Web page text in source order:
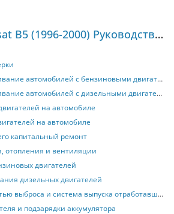
Volkswagen Passat B5 (1996-2000) Руководство по ремонту и техническому обслуживанию
автомобилей с бензиновыми двигателями
автомобилей с дизельными двигателями
на автомобиле
на автомобиле
капитальный ремонт
отопления и вентиляции
двигателей
дизельных двигателей
и система выпуска отработавших газов
и подзарядки аккумулятора